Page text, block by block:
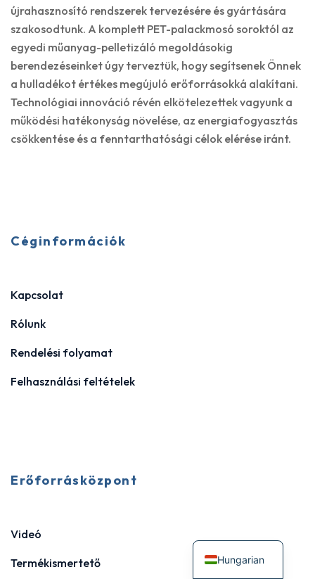
újrahasznosító rendszerek tervezésére és gyártására
szakosodtunk. A komplett PET-palackmosó soroktól az
egyedi műanyag-pelletizáló megoldásokig
berendezéseinket úgy terveztük, hogy segítsenek Önnek
a hulladékot értékes megújuló erőforrásokká alakítani.
Technológiai innováció révén elkötelezettek vagyunk a
működési hatékonyság növelése, az energiafogyasztás
csökkentése és a fenntarthatósági célok elérése iránt.
Céginformációk
Kapcsolat
Rólunk
Rendelési folyamat
Felhasználási feltételek
Erőforrásközpont
Videó
Termékismertető Hungarian